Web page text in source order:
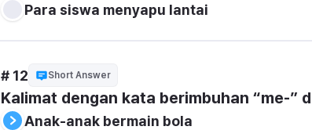
Para siswa menyapu lantai
# 12 Short Answer
Kalimat dengan kata berimbuhan “me-”
Anak-anak bermain bola